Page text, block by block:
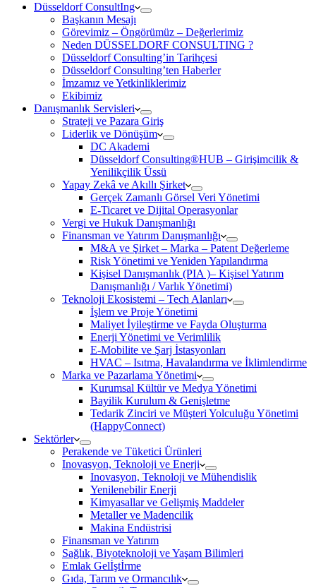
Düsseldorf ConsultIng
Başkanın Mesajı
Görevimiz – Öngörümüz – Değerlerimiz
Neden DÜSSELDORF CONSULTING ?
Düsseldorf Consulting’in Tarihçesi
Düsseldorf Consulting’ten Haberler
İmzamız ve Yetkinliklerimiz
Ekibimiz
Danışmanlık Servisleri
Strateji ve Pazara Giriş
Liderlik ve Dönüşüm
DC Akademi
Düsseldorf Consulting®HUB – Girişimcilik &
Yenilikçilik Üssü
Yapay Zekâ ve Akıllı Şirket
Gerçek Zamanlı Görsel Veri Yönetimi
E-Ticaret ve Dijital Operasyonlar
Vergi ve Hukuk Danışmanlığı
Finansman ve Yatırım Danışmanlığı
M&A ve Şirket – Marka – Patent Değerleme
Risk Yönetimi ve Yeniden Yapılandırma
Kişisel Danışmanlık (PIA )– Kişisel Yatırım
Danışmanlığı / Varlık Yönetimi)
Teknoloji Ekosistemi – Tech Alanları
İşlem ve Proje Yönetimi
Maliyet İyileştirme ve Fayda Oluşturma
Enerji Yönetimi ve Verimlilik
E-Mobilite ve Şarj İstasyonları
HVAC – Isıtma, Havalandırma ve İklimlendirme
Marka ve Pazarlama Yönetimi
Kurumsal Kültür ve Medya Yönetimi
Bayilik Kurulum & Genişletme
Tedarik Zinciri ve Müşteri Yolculuğu Yönetimi
(HappyConnect)
Sektörler
Perakende ve Tüketici Ürünleri
Inovasyon, Teknoloji ve Enerji
Inovasyon, Teknoloji ve Mühendislik
Yenilenebilir Enerji
Kimyasallar ve Gelişmiş Maddeler
Metaller ve Madencilik
Makina Endüstrisi
Finansman ve Yatırım
Sağlık, Biyoteknoloji ve Yaşam Bilimleri
Emlak Gelİştİrme
Gıda, Tarım ve Ormancılık